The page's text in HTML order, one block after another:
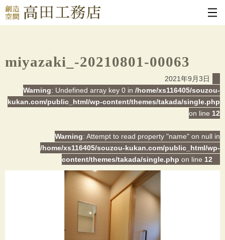
miyazaki_-20210801-00063
2021年9月3日
Warning: Undefined array key 0 in /home/xs116405/souzou-
kukan.com/public_html/wp-content/themes/takada/single.php
on line 12
Warning: Attempt to read property "name" on null in
/home/xs116405/souzou-kukan.com/public_html/wp-
content/themes/takada/single.php on line 12